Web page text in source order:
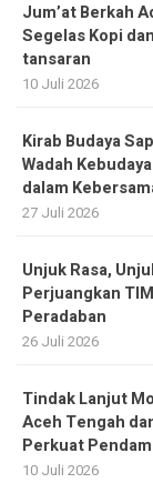
Jum’at Berkah
Segelas Kopi
tansaran
10 Juli 2026
Kirab Budaya
Wadah
dalam
27 Juli 2026
Unjuk Rasa,
Perjuangkan
Peradaban
26 Juli 2026
Tindak Lanjut
Aceh Tengah
Perkuat
10 Juli 2026